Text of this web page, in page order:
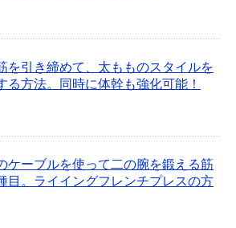
を引き締めて、太もものスタイルを
る方法。同時に体幹も強化可能！
ケーブルを使って二の腕を鍛える筋
目。ライイングフレンチプレスの方